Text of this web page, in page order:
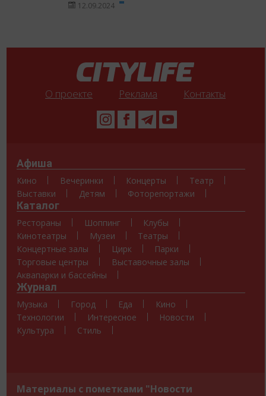
12.09.2024
О проекте Реклама Контакты
Афиша
Кино Вечеринки Концерты
Театр
Выставки
Детям Фоторепортажи
Каталог
Рестораны Шоппинг
Клубы
Кинотеатры
Музеи
Театры
Концертные залы
Цирк
Парки
Торговые центры
Выставочные залы
Аквапарки и бассейны
Журнал
Музыка Город Еда
Кино
Технологии
Интересное
Новости
Культура
Стиль
Материалы с пометками "Новости